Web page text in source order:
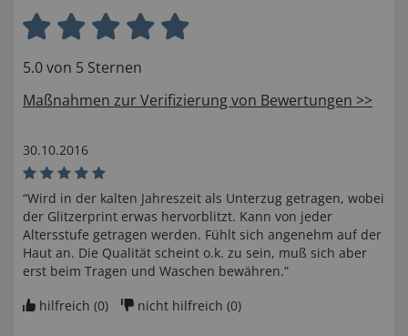
5.0 von 5 Sternen
Maßnahmen zur Verifizierung von Bewertungen >>
30.10.2016
“Wird in der kalten Jahreszeit als Unterzug getragen, wobei
der Glitzerprint erwas hervorblitzt. Kann von jeder
Altersstufe getragen werden. Fühlt sich angenehm auf der
Haut an. Die Qualität scheint o.k. zu sein, muß sich aber
erst beim Tragen und Waschen bewähren.”
hilfreich (0) nicht hilfreich (0)